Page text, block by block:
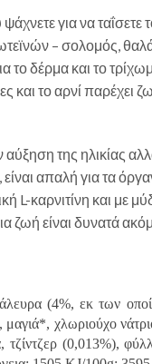
για να ταΐσετε
– σολομός,
δέρμα και το
το αρνί παρέχει
της ηλικίας
απαλή για τα
και με
ζωή είναι δυνατά
(4%, εκ των
χλωριούχο
(0,013%),